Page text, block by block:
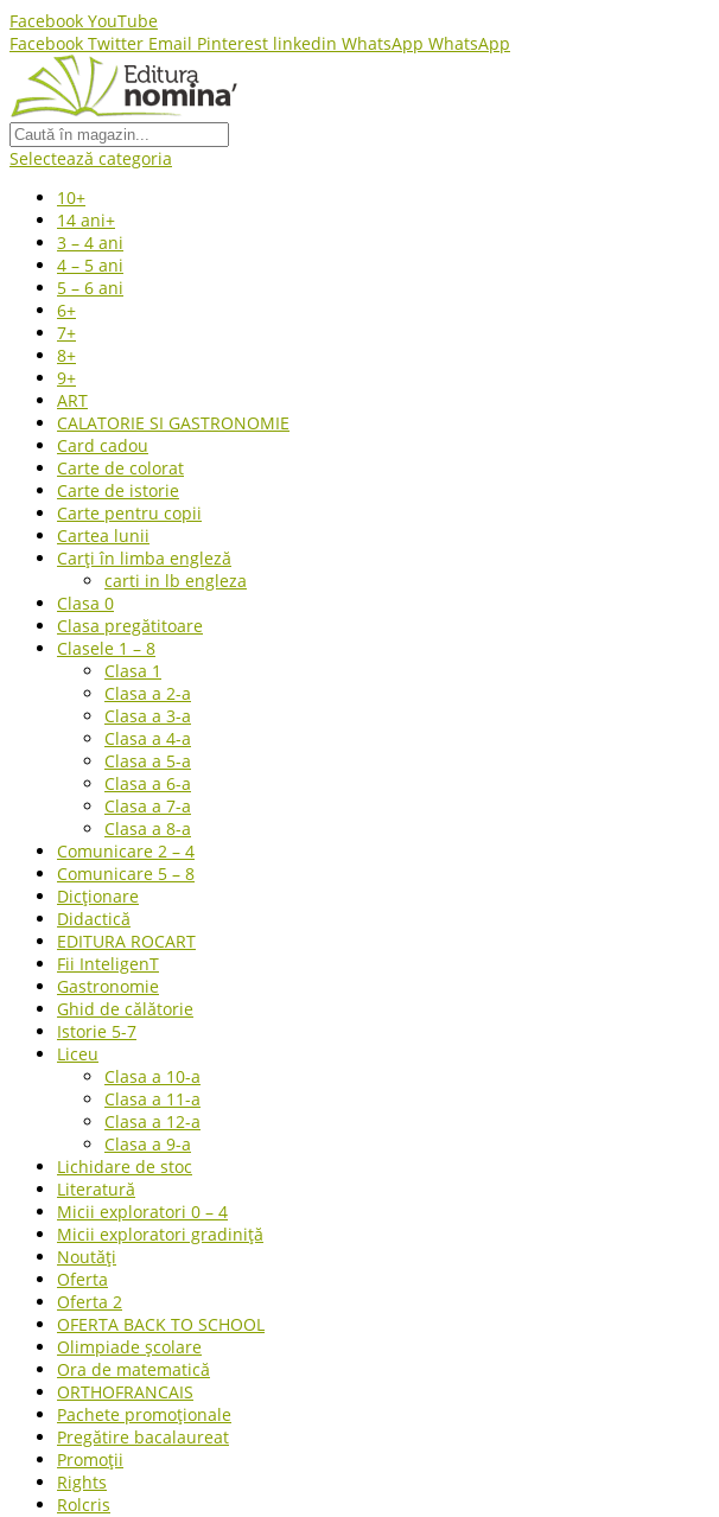
Facebook YouTube
Facebook Twitter Email Pinterest linkedin WhatsApp WhatsApp
Selectează categoria
10+
14 ani+
3 – 4 ani
4 – 5 ani
5 – 6 ani
6+
7+
8+
9+
ART
CALATORIE SI GASTRONOMIE
Card cadou
Carte de colorat
Carte de istorie
Carte pentru copii
Cartea lunii
Carți în limba engleză
carti in lb engleza
Clasa 0
Clasa pregătitoare
Clasele 1 – 8
Clasa 1
Clasa a 2-a
Clasa a 3-a
Clasa a 4-a
Clasa a 5-a
Clasa a 6-a
Clasa a 7-a
Clasa a 8-a
Comunicare 2 – 4
Comunicare 5 – 8
Dicționare
Didactică
EDITURA ROCART
Fii InteligenT
Gastronomie
Ghid de călătorie
Istorie 5-7
Liceu
Clasa a 10-a
Clasa a 11-a
Clasa a 12-a
Clasa a 9-a
Lichidare de stoc
Literatură
Micii exploratori 0 – 4
Micii exploratori gradiniță
Noutăți
Oferta
Oferta 2
OFERTA BACK TO SCHOOL
Olimpiade școlare
Ora de matematică
ORTHOFRANCAIS
Pachete promoționale
Pregătire bacalaureat
Promoții
Rights
Rolcris